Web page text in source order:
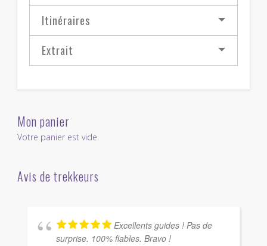
Itinéraires
Extrait
Mon panier
Votre panier est vide.
Avis de trekkeurs
Excellents guides ! Pas de
surprise. 100% fiables. Bravo !